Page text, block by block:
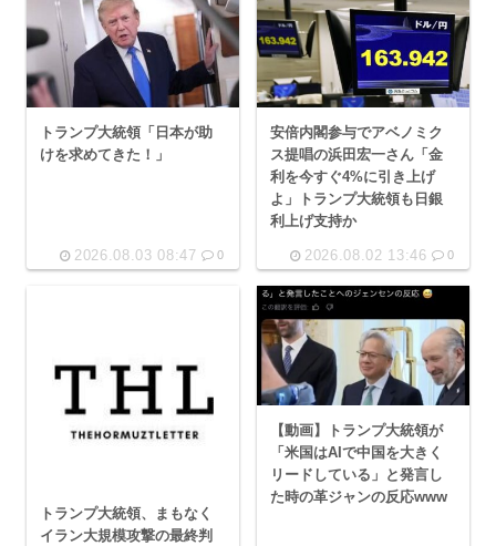
トランプ大統領「日本が助
けを求めてきた！」
2026.08.03 08:47 0
安倍内閣参与でアベノミク
ス提唱の浜田宏一さん「金
利を今すぐ4%に引き上げ
よ」トランプ大統領も日銀
利上げ支持か
2026.08.02 13:46 0
トランプ大統領、まもなく
イラン大規模攻撃の最終判
【動画】トランプ大統領が
「米国はAIで中国を大きく
リードしている」と発言し
た時の革ジャンの反応www